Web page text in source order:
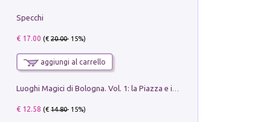
Specchi
€ 17.00 (€20.00- 15%)
aggiungi al carrello
€ 12.58 (€14.80- 15%)